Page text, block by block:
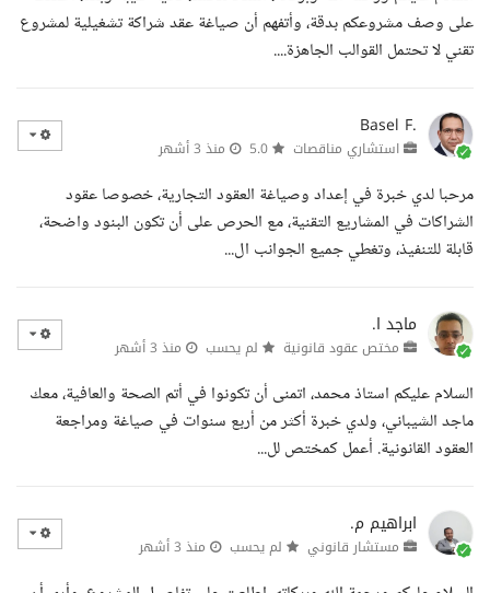
على وصف مشروعكم بدقة، وأتفهم أن صياغة عقد شراكة تشغيلية لمشروع
تقني لا تحتمل القوالب الجاهزة....
Basel F.
استشاري مناقصات منذ 3 أشهر
مرحبا لدي خبرة في إعداد وصياغة العقود التجارية، خصوصا عقود
الشراكات في المشاريع التقنية، مع الحرص على أن تكون البنود واضحة،
قابلة للتنفيذ، وتغطي جميع الجوانب ال...
ماجد ا.
مختص عقود قانونية لم يحسب منذ 3 أشهر
السلام عليكم استاذ محمد، اتمنى أن تكونوا في أتم الصحة والعافية، معك
ماجد الشيباني، ولدي خبرة أكثر من أربع سنوات في صياغة ومراجعة
العقود القانونية. أعمل كمختص لل...
ابراهيم م.
مستشار قانوني لم يحسب منذ 3 أشهر